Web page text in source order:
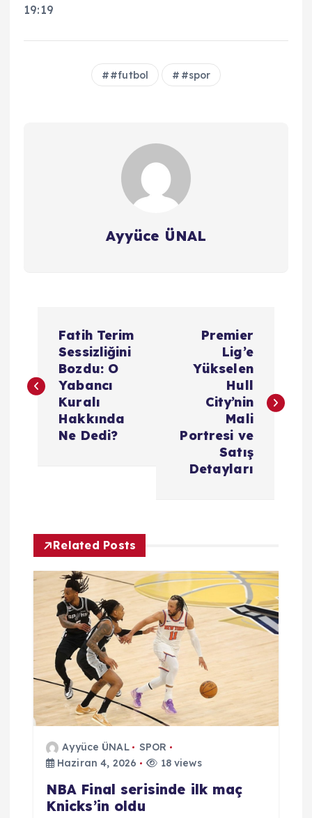
19:19
#futbol #spor
Ayyüce ÜNAL
z
z
n
m
e
s
Fatih Terim
Sessizliğini
Bozdu: O
Yabancı
Kuralı
Hakkında
Ne Dedi?
Premier
Lig’e
Yükselen
Hull
City’nin
Mali
Portresi ve
Satış
Detayları
Related Posts
Ayyüce ÜNAL
SPOR
Haziran 4, 2026
18 views
NBA Final serisinde ilk maç
Knicks’in oldu